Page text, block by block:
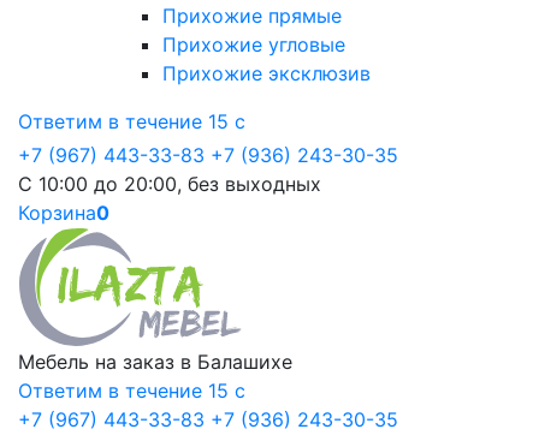
Прихожие прямые
Прихожие угловые
Прихожие эксклюзив
Ответим в течение 15 с
+7 (967) 443-33-83 +7 (936) 243-30-35
С 10:00 до 20:00, без выходных
Корзина0
Мебель на заказ в Балашихе
Ответим в течение 15 с
+7 (967) 443-33-83 +7 (936) 243-30-35